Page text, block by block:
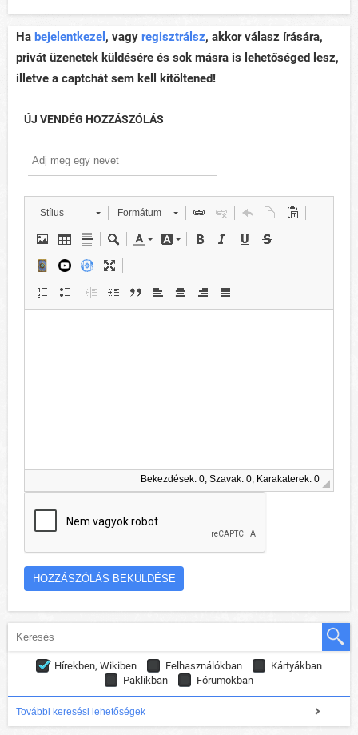
Ha bejelentkezel , vagy regisztrálsz, akkor válasz írására,
privát üzenetek küldésére és sok másra is lehetőséged lesz,
illetve a captchát sem kell kitöltened!
ÚJ VENDÉG HOZZÁSZÓLÁS
Stílus Formátum
Bekezdések: 0, Szavak: 0, Karakaterek: 0
Hírekben, Wikiben Felhasználókban
Kártyákban
Paklikban
Fórumokban
További keresési lehetőségek